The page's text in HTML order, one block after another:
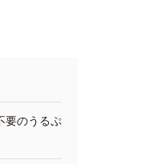
要のうるぷ